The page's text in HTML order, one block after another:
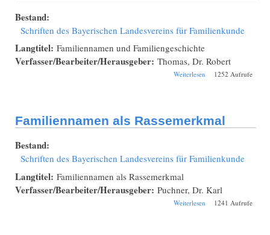
Bestand:
Schriften des Bayerischen Landesvereins für Familienkunde
Langtitel: Familiennamen und Familiengeschichte
Verfasser/Bearbeiter/Herausgeber: Thomas, Dr. Robert
Weiterlesen über Familiennamen
1252 Aufrufe
Familiennamen als Rassemerkmal
Bestand:
Schriften des Bayerischen Landesvereins für Familienkunde
Langtitel: Familiennamen als Rassemerkmal
Verfasser/Bearbeiter/Herausgeber: Puchner, Dr. Karl
Weiterlesen über Familiennamen
1241 Aufrufe